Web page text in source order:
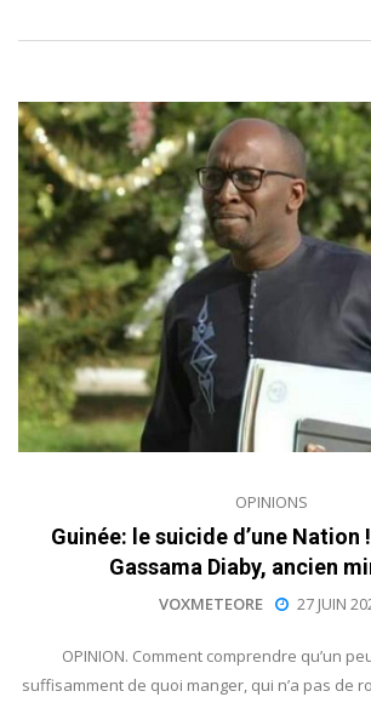
OPINIONS
Guinée: le suicide d’une Nation
Gassama Diaby, ancien
VOXMETEORE 27 JUIN
OPINION. Comment comprendre qu’un
suffisamment de quoi manger, qui n’a pas de